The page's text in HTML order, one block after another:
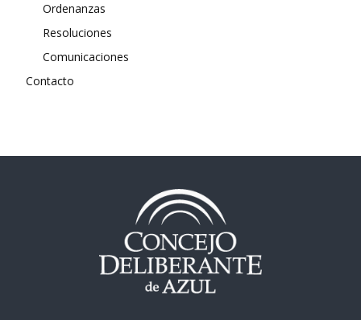
Ordenanzas
Resoluciones
Comunicaciones
Contacto